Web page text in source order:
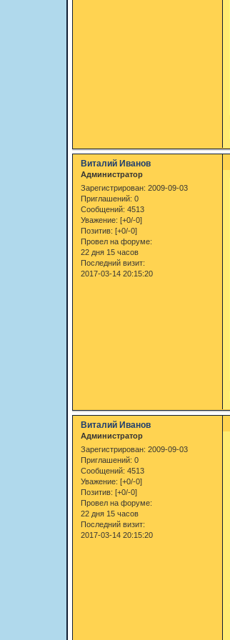
Виталий Иванов
Администратор
Зарегистрирован: 2009-09-03
Приглашений: 0
Сообщений: 4513
Уважение: [+0/-0]
Позитив: [+0/-0]
Провел на форуме:
22 дня 15 часов
Последний визит:
2017-03-14 20:15:20
Виталий Иванов
Администратор
Зарегистрирован: 2009-09-03
Приглашений: 0
Сообщений: 4513
Уважение: [+0/-0]
Позитив: [+0/-0]
Провел на форуме:
22 дня 15 часов
Последний визит:
2017-03-14 20:15:20